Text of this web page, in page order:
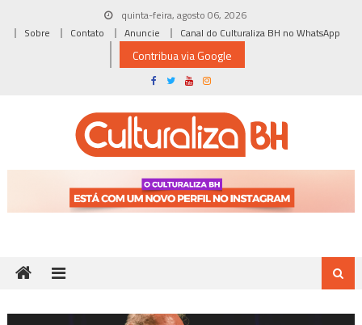
quinta-feira, agosto 06, 2026
Sobre
Contato Anuncie Canal do Culturaliza BH no WhatsApp
Contribua via Google